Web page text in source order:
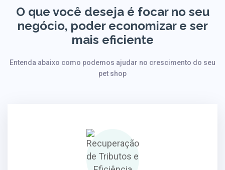
O que você deseja é focar no seu
negócio, poder economizar e ser
mais eficiente
Entenda abaixo como podemos ajudar no crescimento do seu
pet shop